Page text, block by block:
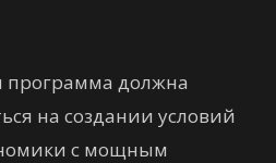
программа должна
на создании условий
с мощным